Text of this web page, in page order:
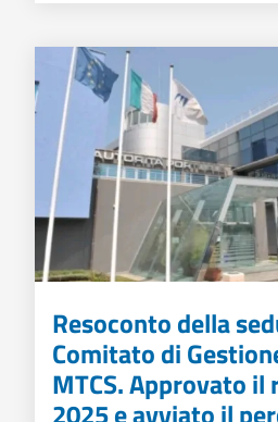
Resoconto della
Comitato di
MTCS. Approvato